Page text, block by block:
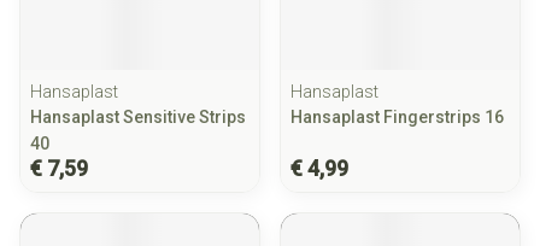
Hansaplast
Hansaplast Sensitive Strips
40
€ 7,59
Hansaplast
Hansaplast Fingerstrips 16
€ 4,99